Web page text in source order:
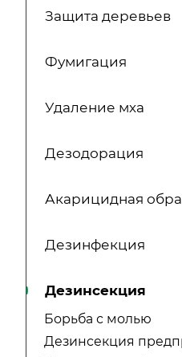
Защита деревьев
Фумигация
Удаление мха
Дезодорация
Акарицидная
Дезинфекция
Дезинсекция
Борьба с молью
Дезинсекция